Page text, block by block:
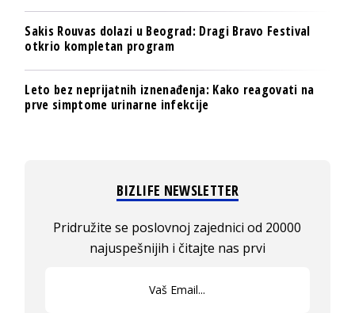
Sakis Rouvas dolazi u Beograd: Dragi Bravo Festival
otkrio kompletan program
Leto bez neprijatnih iznenađenja: Kako reagovati na
prve simptome urinarne infekcije
BIZLIFE NEWSLETTER
Pridružite se poslovnoj zajednici od 20000
najuspešnijih i čitajte nas prvi